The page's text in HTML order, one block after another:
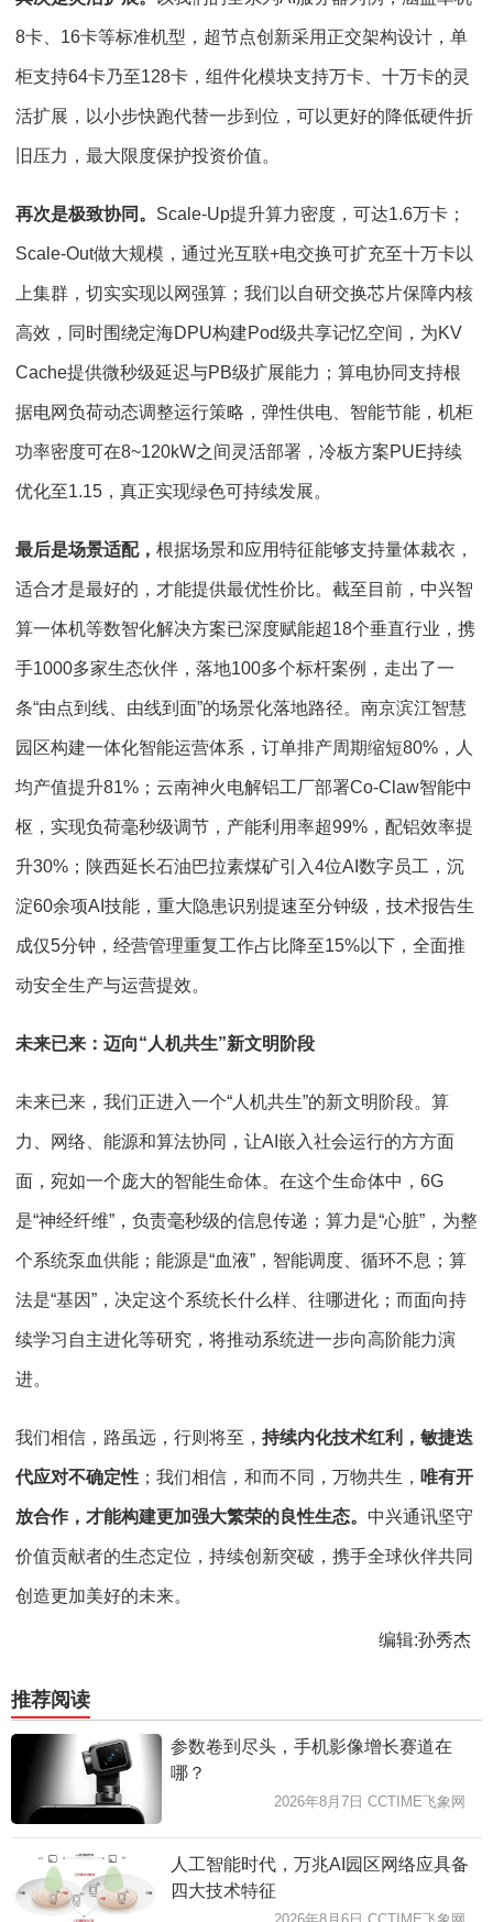
8卡、16卡等标准机型，超节点创新采用正交架构设计，单
柜支持64卡乃至128卡，组件化模块支持万卡、十万卡的灵
活扩展，以小步快跑代替一步到位，可以更好的降低硬件折
旧压力，最大限度保护投资价值。
再次是极致协同。 Scale-Up提升算力密度，可达1.6万卡；
Scale-Out做大规模，通过光互联+电交换可扩充至十万卡以
上集群，切实实现以网强算；我们以自研交换芯片保障内核
高效，同时围绕定海DPU构建Pod级共享记忆空间，为KV
Cache提供微秒级延迟与PB级扩展能力；算电协同支持根
据电网负荷动态调整运行策略，弹性供电、智能节能，机柜
功率密度可在8~120kW之间灵活部署，冷板方案PUE持续
优化至1.15，真正实现绿色可持续发展。
最后是场景适配， 根据场景和应用特征能够支持量体裁衣，
适合才是最好的，才能提供最优性价比。截至目前，中兴智
算一体机等数智化解决方案已深度赋能超18个垂直行业，携
手1000多家生态伙伴，落地100多个标杆案例，走出了一
条“由点到线、由线到面”的场景化落地路径。南京滨江智慧
园区构建一体化智能运营体系，订单排产周期缩短80%，人
均产值提升81%；云南神火电解铝工厂部署Co-Claw智能中
枢，实现负荷毫秒级调节，产能利用率超99%，配铝效率提
升30%；陕西延长石油巴拉素煤矿引入4位AI数字员工，沉
淀60余项AI技能，重大隐患识别提速至分钟级，技术报告生
成仅5分钟，经营管理重复工作占比降至15%以下，全面推
动安全生产与运营提效。
未来已来：迈向“人机共生”新文明阶段
未来已来，我们正进入一个“人机共生”的新文明阶段。算
力、网络、能源和算法协同，让AI嵌入社会运行的方方面
面，宛如一个庞大的智能生命体。在这个生命体中，6G
是“神经纤维”，负责毫秒级的信息传递；算力是“心脏”，为整
个系统泵血供能；能源是“血液”，智能调度、循环不息；算
法是“基因”，决定这个系统长什么样、往哪进化；而面向持
续学习自主进化等研究，将推动系统进一步向高阶能力演
进。
我们相信，路虽远，行则将至， 持续内化技术红利，敏捷迭
代应对不确定性 ；我们相信，和而不同，万物共生， 唯有开
放合作，才能构建更加强大繁荣的良性生态。 中兴通讯坚守
价值贡献者的生态定位，持续创新突破，携手全球伙伴共同
创造更加美好的未来。
编辑:孙秀杰
推荐阅读
参数卷到尽头，手机影像增长赛道在
哪？
2026年8月7日 CCTIME飞象网
人工智能时代，万兆AI园区网络应具备
四大技术特征